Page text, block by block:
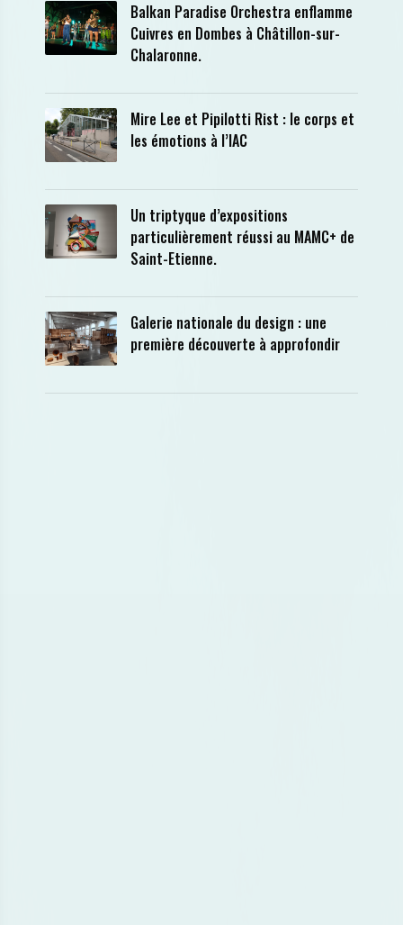
Balkan Paradise Orchestra enflamme
Cuivres en Dombes à Châtillon-sur-
Chalaronne.
Mire Lee et Pipilotti Rist : le corps et
les émotions à l’IAC
Un triptyque d’expositions
particulièrement réussi au MAMC+ de
Saint-Etienne.
Galerie nationale du design : une
première découverte à approfondir